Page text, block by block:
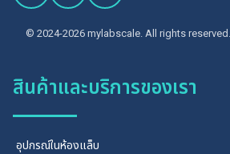
© 2024-2026 mylabscale. All rights
สินค้าและบริการของเรา
อุปกรณ์ในห้องแล็บ